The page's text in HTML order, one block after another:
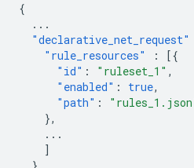
{
...
"declarative_net_request"
"rule_resources"
:
[{
"id" : "ruleset_1" ,
"enabled" : true,
"path" :
},
...
]